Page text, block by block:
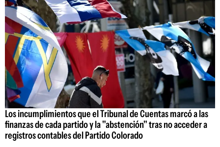
Los incumplimientos que el Tribunal de Cuentas marcó a las
finanzas de cada partido y la "abstención" tras no acceder a
registros contables del Partido Colorado